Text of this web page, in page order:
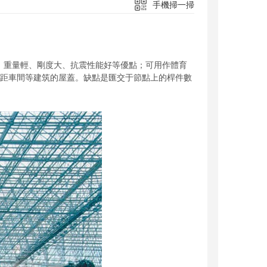
手機掃一掃
量輕、剛度大、抗震性能好等優點；可用作體育
距車間等建筑的屋蓋。缺點是匯交于節點上的桿件數